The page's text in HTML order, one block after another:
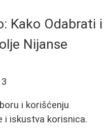
Kako Odabrati i
Nijanse
i korišćenju
i iskustva korisnica.